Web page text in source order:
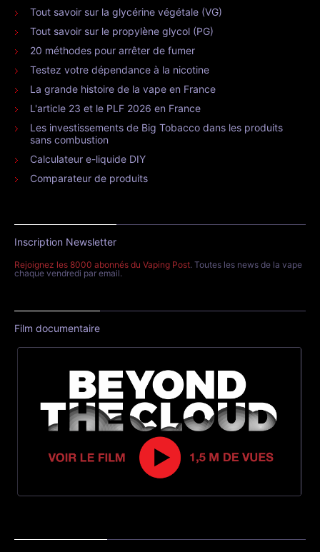
Tout savoir sur la glycérine végétale (VG)
Tout savoir sur le propylène glycol (PG)
20 méthodes pour arrêter de fumer
Testez votre dépendance à la nicotine
La grande histoire de la vape en France
L'article 23 et le PLF 2026 en France
Les investissements de Big Tobacco dans les produits
sans combustion
Calculateur e-liquide DIY
Comparateur de produits
Inscription Newsletter
Rejoignez les 8000 abonnés du Vaping Post. Toutes les news de la vape
chaque vendredi par email.
Film documentaire